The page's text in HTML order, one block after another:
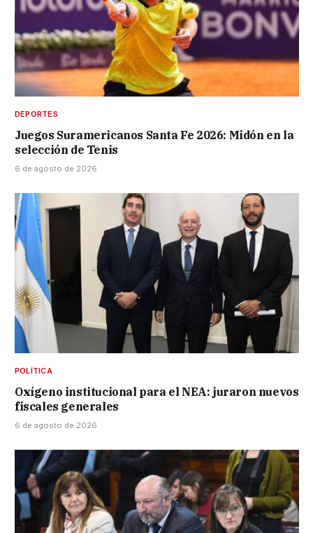
DEPORTES
Juegos Suramericanos Santa Fe 2026: Midón en la
selección de Tenis
6 de agosto de 2026
POLÍTICA
Oxígeno institucional para el NEA: juraron nuevos
fiscales generales
6 de agosto de 2026